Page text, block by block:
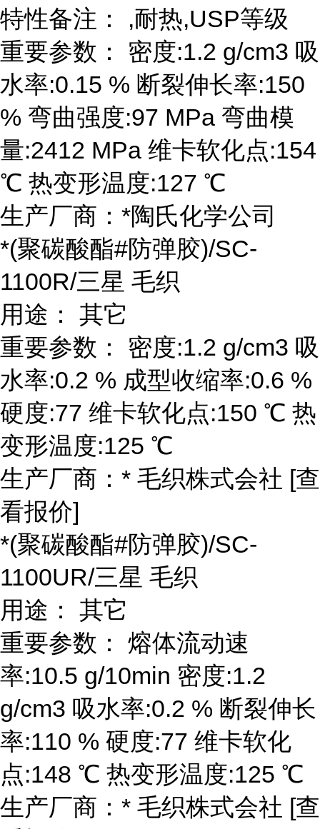
特性备注： ,耐热,USP等级
重要参数： 密度:1.2 g/cm3 吸
水率:0.15 % 断裂伸长率:150
% 弯曲强度:97 MPa 弯曲模
量:2412 MPa 维卡软化点:154
℃ 热变形温度:127 ℃
生产厂商：*陶氏化学公司
*(聚碳酸酯#防弹胶)/SC-
1100R/三星 毛织
用途： 其它
重要参数： 密度:1.2 g/cm3 吸
水率:0.2 % 成型收缩率:0.6 %
硬度:77 维卡软化点:150 ℃ 热
变形温度:125 ℃
生产厂商：* 毛织株式会社 [查
看报价]
*(聚碳酸酯#防弹胶)/SC-
1100UR/三星 毛织
用途： 其它
重要参数： 熔体流动速
率:10.5 g/10min 密度:1.2
g/cm3 吸水率:0.2 % 断裂伸长
率:110 % 硬度:77 维卡软化
点:148 ℃ 热变形温度:125 ℃
生产厂商：* 毛织株式会社 [查